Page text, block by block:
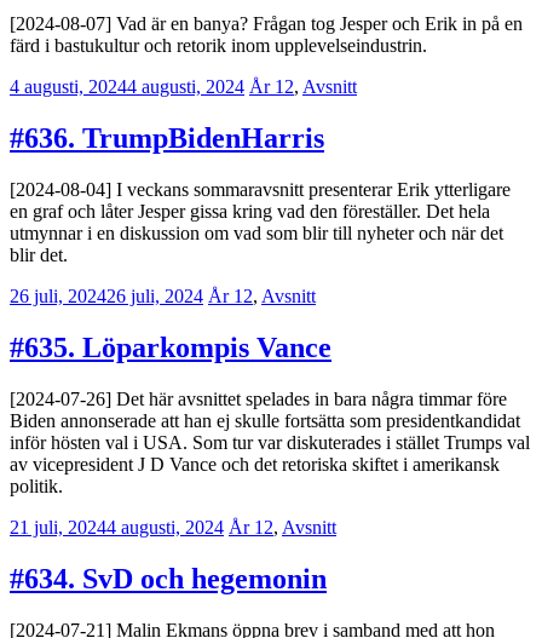
[2024-08-07] Vad är en banya? Frågan tog Jesper och Erik in på en
färd i bastukultur och retorik inom upplevelseindustrin.
4 augusti, 20244 augusti, 2024 Jesper
År 12, Avsnitt
#636. TrumpBidenHarris
[2024-08-04] I veckans sommaravsnitt presenterar Erik ytterligare
en graf och låter Jesper gissa kring vad den föreställer. Det hela
utmynnar i en diskussion om vad som blir till nyheter och när det
blir det.
26 juli, 202426 juli, 2024 Erik
År 12, Avsnitt
#635. Löparkompis Vance
[2024-07-26] Det här avsnittet spelades in bara några timmar före
Biden annonserade att han ej skulle fortsätta som presidentkandidat
inför hösten val i USA. Som tur var diskuterades i stället Trumps val
av vicepresident J D Vance och det retoriska skiftet i amerikansk
politik.
21 juli, 20244 augusti, 2024 Jesper
År 12, Avsnitt
#634. SvD och hegemonin
[2024-07-21] Malin Ekmans öppna brev i samband med att hon